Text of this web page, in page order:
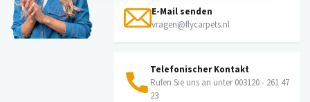
E-Mail senden
vragen@flycarpets.nl
Telefonischer Kontakt
Rufen Sie uns an unter 003120 - 261 47
23